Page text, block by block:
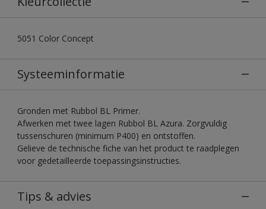
5051 Color Concept
Systeeminformatie
Gronden met Rubbol BL Primer.
Afwerken met twee lagen Rubbol BL Azura. Zorgvuldig
tussenschuren (minimum P400) en ontstoffen.
Gelieve de technische fiche van het product te raadplegen
voor gedetailleerde toepassingsinstructies.
Tips & advies